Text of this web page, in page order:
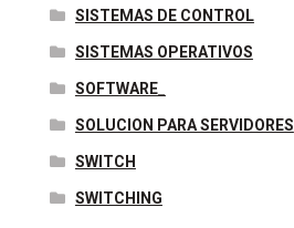
SISTEMAS DE CONTROL
SISTEMAS OPERATIVOS
SOFTWARE_
SOLUCION PARA SERVIDORES
SWITCH
SWITCHING